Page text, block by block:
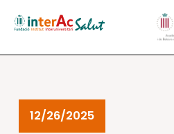
Esdeveniments
12/26/2025